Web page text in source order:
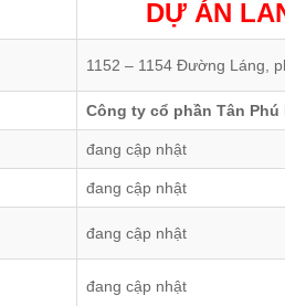
DỰ ÁN
1152 – 1154 Đường Láng,
Công ty cổ phần Tân Phú
đang cập nhật
đang cập nhật
đang cập nhật
đang cập nhật